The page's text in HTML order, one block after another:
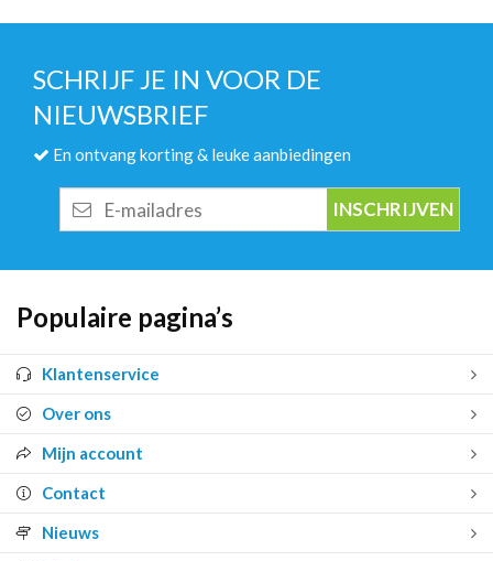
SCHRIJF JE IN VOOR DE
NIEUWSBRIEF
En ontvang korting & leuke aanbiedingen
mailadres
Populaire pagina’s
Klantenservice
Over ons
Mijn account
Contact
Nieuws